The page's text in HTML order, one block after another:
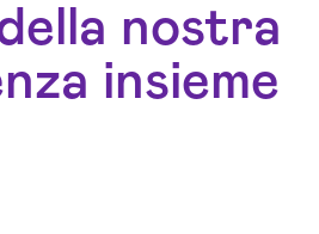
nostra
insieme